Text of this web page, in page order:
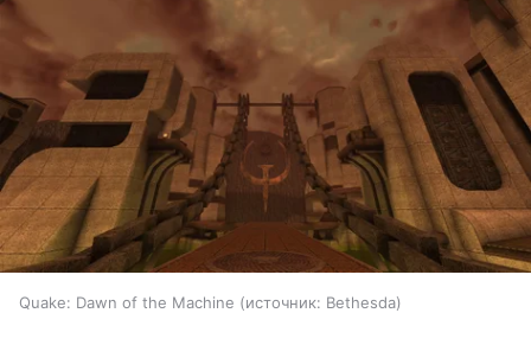
Quake: Dawn of the Machine источник: Bethesda